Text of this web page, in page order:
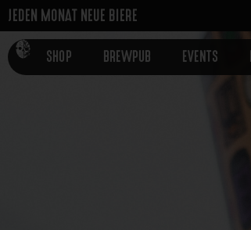
JEDEN MONAT NEUE BIERE
SHOP BREWPUB EVENTS